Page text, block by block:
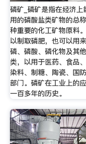
磷矿_磷矿是指在经济上
用的磷酸盐类矿物的总
种重要的化工矿物原料
以制取磷肥，也可以用
磷、磷酸、磷化物及其
类，以用于医药、食品、
染料、制糖、陶瓷、国
部门。磷矿在工业上的
一百多年的历史。